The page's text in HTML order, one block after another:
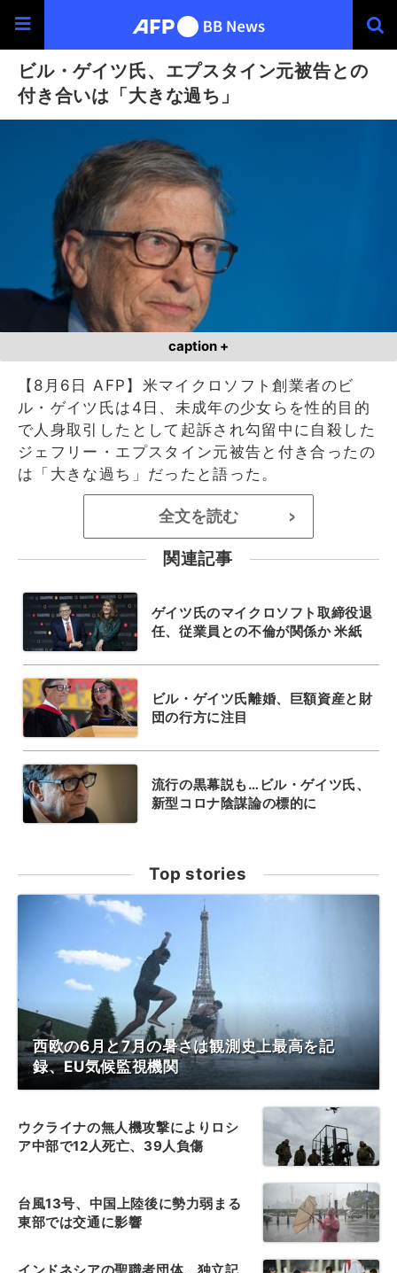
ビル・ゲイツ氏、エプスタイン元被告との
付き合いは「大きな過ち」
caption +
【8月6日 AFP】米マイクロソフト創業者のビ
ル・ゲイツ氏は4日、未成年の少女らを性的目的
で人身取引したとして起訴され勾留中に自殺した
ジェフリー・エプスタイン元被告と付き合ったの
は「大きな過ち」だったと語った。
全文を読む >
関連記事
ゲイツ氏のマイクロソフト取締役退
任、従業員との不倫が関係か 米紙
ビル・ゲイツ氏離婚、巨額資産と財
団の行方に注目
流行の黒幕説も…ビル・ゲイツ氏、
新型コロナ陰謀論の標的に
Top stories
西欧の6月と7月の暑さは観測史上最高を記
録、EU気候監視機関
ウクライナの無人機攻撃によりロシ
ア中部で12人死亡、39人負傷
台風13号、中国上陸後に勢力弱まる
東部では交通に影響